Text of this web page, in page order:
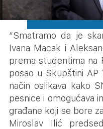
“Smatramo da je
Ivana Macak i
prema studentima na
posao u Skupštini AP
način oslikava kako
pesnice i omogućava
građane koji se bore
Miroslav Ilić